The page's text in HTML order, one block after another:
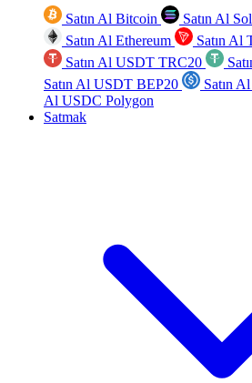
Satın Al Bitcoin Satın Al
Satın Al Ethereum
Satın Al
Satın Al USDT TRC20
Satın Al USDT BEP20
Satın
Al USDC Polygon
Satmak